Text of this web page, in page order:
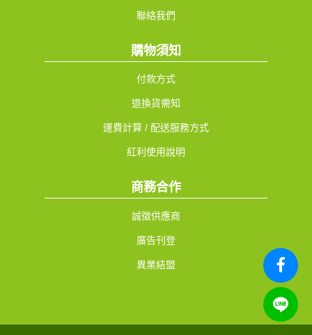
聯絡我們
購物須知
付款方式
退換貨需知
運費計算 / 配送服務方式
紅利使用說明
商務合作
誠徵供應商
廣告刊登
異業結盟